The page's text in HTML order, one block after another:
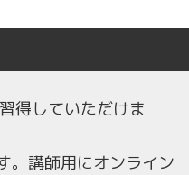
得していただけま
。講師用にオンライン